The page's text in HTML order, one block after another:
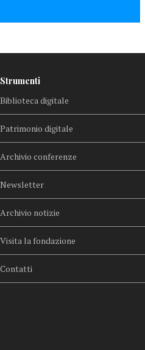
Strumenti
Biblioteca digitale
Patrimonio digitale
Archivio conferenze
Newsletter
Archivio notizie
Visita la fondazione
Contatti